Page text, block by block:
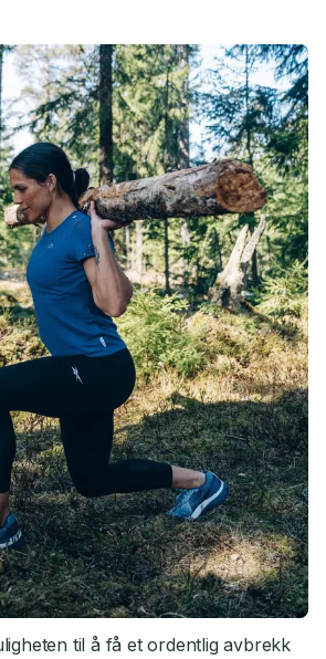
til å få et ordentlig avbrekk